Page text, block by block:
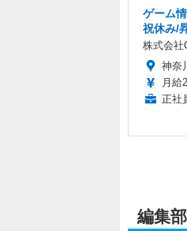
ゲーム
祝休み/
株式会社
神奈
月給
正社
編集